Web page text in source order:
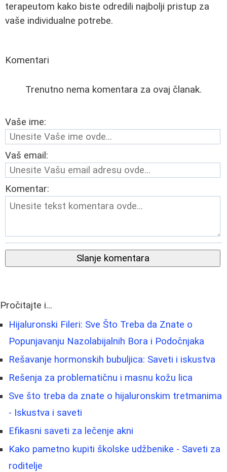
terapeutom kako biste odredili najbolji pristup za
vaše individualne potrebe.
Komentari
Trenutno nema komentara za ovaj članak.
Vaše ime:
Vaš email:
Komentar:
Slanje komentara
Pročitajte i...
Hijaluronski Fileri: Sve Što Treba da Znate o
Popunjavanju Nazolabijalnih Bora i Podočnjaka
Rešavanje hormonskih bubuljica: Saveti i iskustva
Rešenja za problematičnu i masnu kožu lica
Sve što treba da znate o hijaluronskim tretmanima
- Iskustva i saveti
Efikasni saveti za lečenje akni
Kako pametno kupiti školske udžbenike - Saveti za
roditelje